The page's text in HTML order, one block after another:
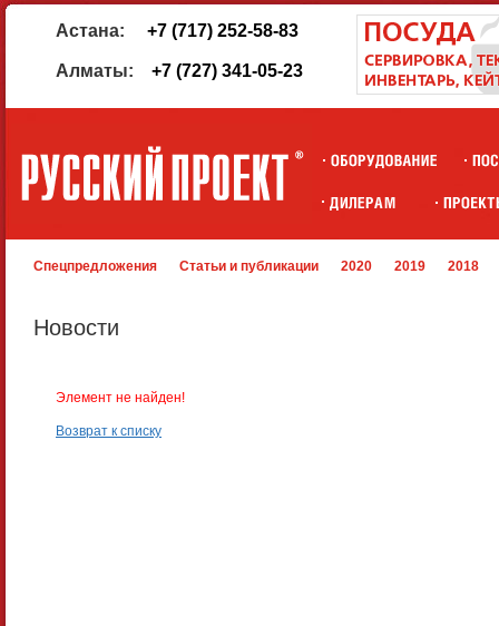
Астана: +7 (717) 252-58-83
Алматы: +7 (727) 341-05-23
Спецпредложения Статьи и публикации 2020 2019 2018
Новости
Элемент не найден!
Возврат к списку